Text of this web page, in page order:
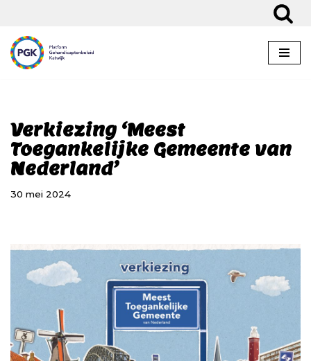
Ga
naar
de
Verkiezing ‘Meest
Toegankelijke Gemeente van
Nederland’
30 mei 2024